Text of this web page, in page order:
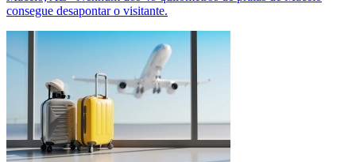
consegue desapontar o visitante.